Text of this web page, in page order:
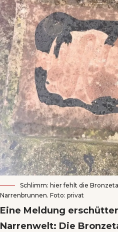
Schlimm: hier fehlt die
Narrenbrunnen. Foto: privat
Eine Meldung
Narrenwelt: Die